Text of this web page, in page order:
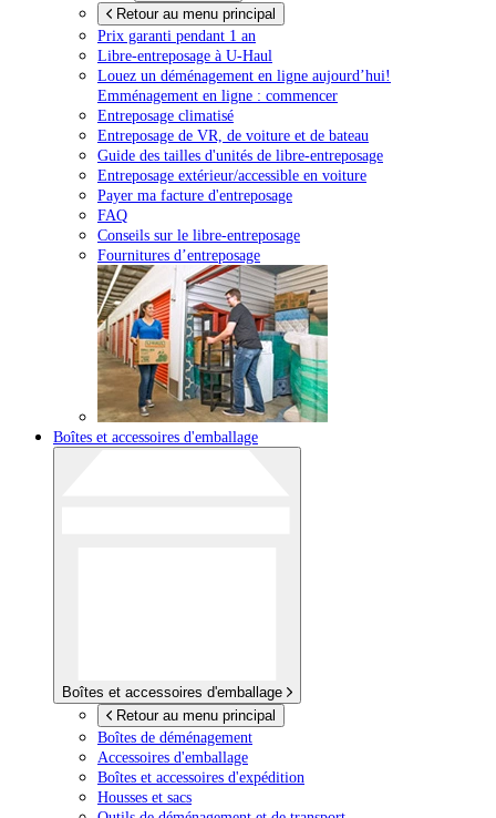
Retour au menu principal
Prix garanti pendant 1 an
Libre-entreposage à U-Haul
Louez un déménagement en ligne aujourd’hui!
Emménagement en ligne : commencer
Entreposage climatisé
Entreposage de VR, de voiture et de bateau
Guide des tailles d'unités de libre-entreposage
Entreposage extérieur/accessible en voiture
Payer ma facture d'entreposage
FAQ
Conseils sur le libre-entreposage
Fournitures d’entreposage
Boîtes et accessoires d'emballage
Boîtes et accessoires d'emballage
Retour au menu principal
Boîtes de déménagement
Accessoires d'emballage
Boîtes et accessoires d'expédition
Housses et sacs